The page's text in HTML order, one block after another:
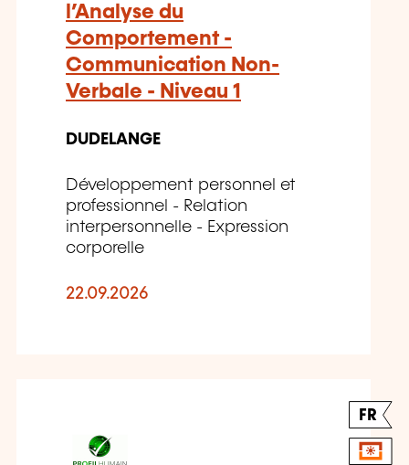
l’Analyse du
Comportement -
Communication Non-
Verbale - Niveau 1
DUDELANGE
Développement personnel et
professionnel - Relation
interpersonnelle - Expression
corporelle
22.09.2026
FR